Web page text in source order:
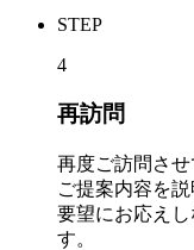
STEP
4
再訪問
再度ご訪問させ
ご提案内容を
要望にお応え
す。